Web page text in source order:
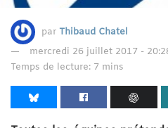
par Thibaud Chatel
mercredi 26 juillet 2017 -
Temps de lecture: 7 mins